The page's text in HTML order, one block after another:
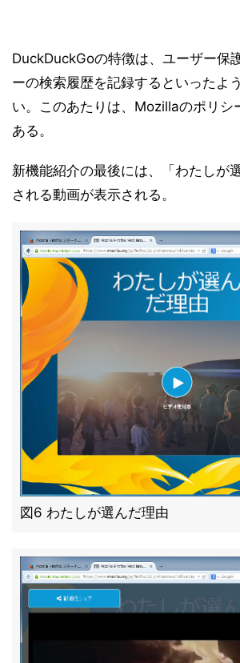
DuckDuckGoの特徴は、ユーザー保
ーの検索履歴を記録するといったよ
い。このあたりは、Mozillaのポリシ
ある。
新機能紹介の最後には、「わたしが
される動画が表示される。
図6 わたしが選んだ理由